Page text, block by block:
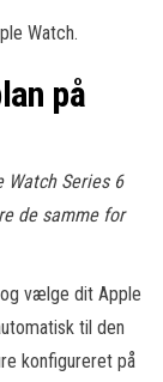
Watch.
på
Watch Series 6
de samme for
og vælge dit Apple
til den
konfigureret på